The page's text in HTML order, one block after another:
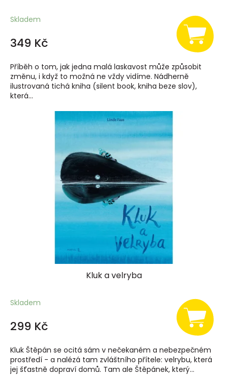
Skladem
349 Kč
Příběh o tom, jak jedna malá laskavost může způsobit
změnu, i když to možná ne vždy vidíme. Nádherně
ilustrovaná tichá kniha (silent book, kniha beze slov),
která...
Kluk a velryba
Skladem
299 Kč
Kluk Štěpán se ocitá sám v nečekaném a nebezpečném
prostředí - a nalézá tam zvláštního přítele: velrybu, která
jej šťastně dopraví domů. Tam ale Štěpánek, který...